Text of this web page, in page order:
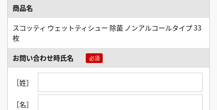
商品名
スコッティ ウェットティシュー 除菌 ノンアルコールタイプ 33
枚
お問い合わせ時氏名
［姓］
［名］